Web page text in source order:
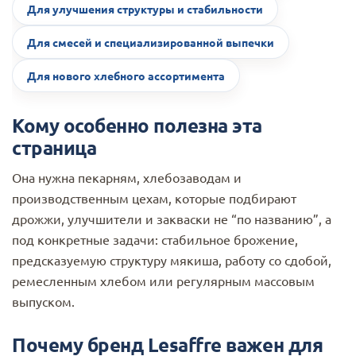
Для улучшения структуры и стабильности
Для смесей и специализированной выпечки
Для нового хлебного ассортимента
Кому особенно полезна эта
страница
Она нужна пекарням, хлебозаводам и
производственным цехам, которые подбирают
дрожжи, улучшители и закваски не “по названию”, а
под конкретные задачи: стабильное брожение,
предсказуемую структуру мякиша, работу со сдобой,
ремесленным хлебом или регулярным массовым
выпуском.
Почему бренд Lesaffre важен для